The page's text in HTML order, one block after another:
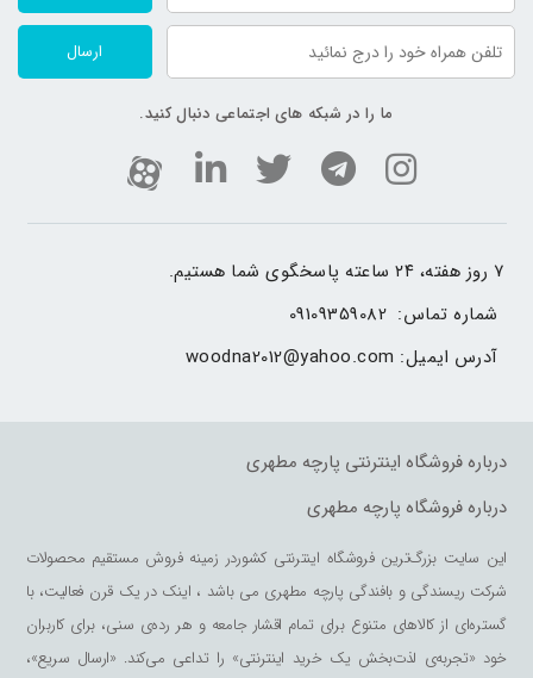
ارسال
ما را در شبکه های اجتماعی دنبال کنید.
۷ روز هفته، ۲۴ ساعته پاسخگوی شما هستیم.
شماره تماس: 09109359082
آدرس ایمیل: woodna2012@yahoo.com
درباره فروشگاه اینترنتی پارچه مطهری
درباره فروشگاه پارچه مطهری
این سایت بزرگ‌ترین فروشگاه اینترنتی کشوردر زمینه فروش مستقیم محصولات
شرکت ریسندگی و بافندگی پارچه مطهری می باشد ، اینک در یک قرن فعالیت، با
گستره‌ای از کالاهای متنوع برای تمام اقشار جامعه و هر رده‌ی سنی، برای کاربران
خود «تجربه‌ی لذت‌بخش یک خرید اینترنتی» را تداعی می‌کند. «ارسال سریع»،